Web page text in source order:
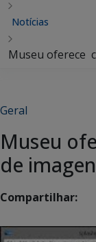
Notícias
Museu oferece
Geral
Museu
de
Compartilhar: